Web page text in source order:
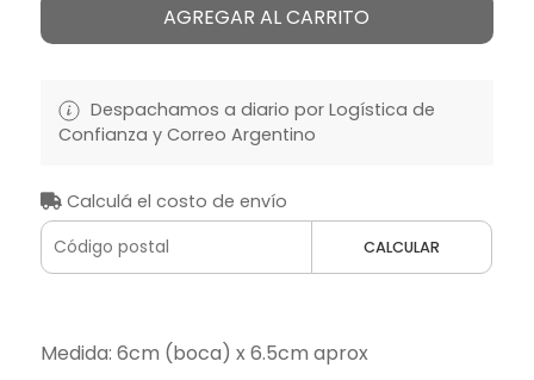
AGREGAR AL CARRITO
Despachamos a diario por Logística de
Confianza y Correo Argentino
Calculá el costo de envío
CALCULAR
Medida: 6cm (boca) x 6.5cm aprox